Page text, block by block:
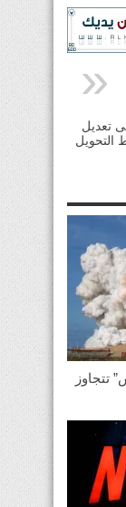
تعديل
التحويل
تتجاوز